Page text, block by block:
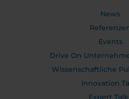
News
Events
Drive On
Wissenschaftliche
Innovation
Expert